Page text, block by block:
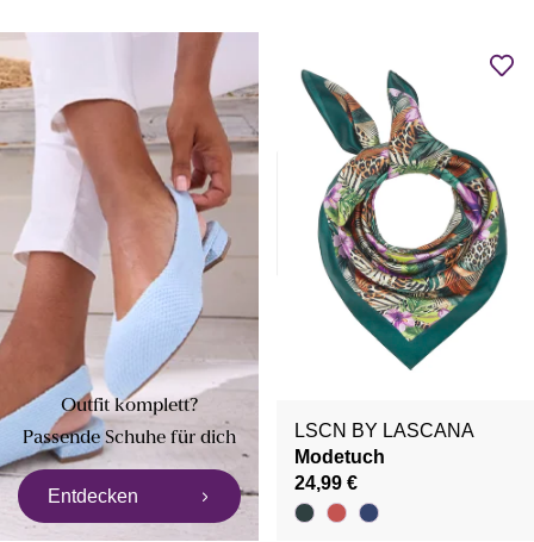
Outfit komplett?
Passende Schuhe für dich
Entdecken
LSCN BY LASCANA
Modetuch
24,99 €